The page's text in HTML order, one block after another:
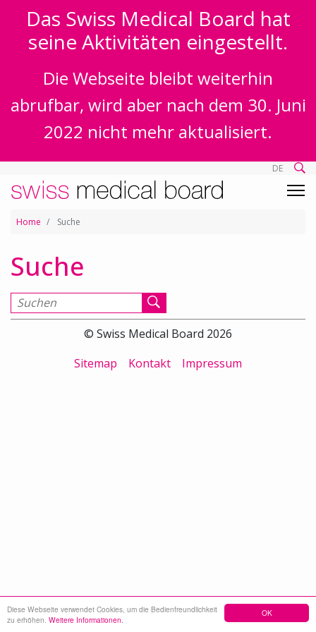
OK
Diese Webseite verwendet Cookies, um die Bedienfreundlichkeit
zu erhöhen. Weitere Informationen.
Das Swiss Medical Board hat
seine Aktivitäten eingestellt.
Die Webseite bleibt weiterhin
abrufbar, wird aber nach dem 30. Juni
2022 nicht mehr aktualisiert.
DE
Home Suche
Suche
Suchen nach
© Swiss Medical Board 2026
Sitemap
Kontakt Impressum